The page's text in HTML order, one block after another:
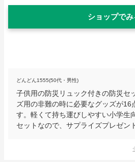
ショップでみ
どんどん1555(50代・男性)
子供用の防災リュック付きの防災セ
ズ用の非難の時に必要なグッズが16
す。軽くて持ち運びしやすい小学生
セットなので、サプライズプレゼン